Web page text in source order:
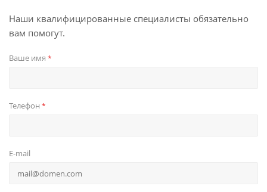
Наши квалифицированные специалисты обязательно
вам помогут.
Ваше имя *
Телефон *
E-mail